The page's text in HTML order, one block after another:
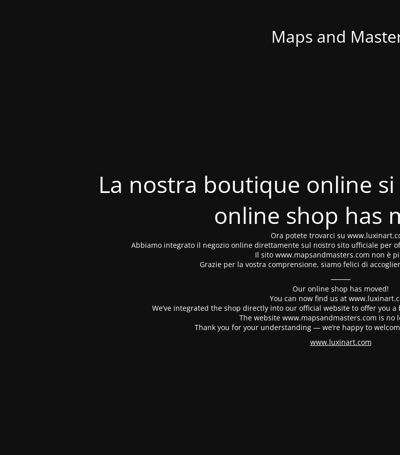
Maps and
La nostra boutique online
online shop has
Ora potete trovarci su
Abbiamo integrato il negozio online direttamente sul nostro sito ufficiale per
Il sito www.mapsandmasters.com non è
Grazie per la vostra comprensione, siamo felici di
⸻
Our online shop has moved!
You can now find us at
We’ve integrated the shop directly into our official website to offer you
The website www.mapsandmasters.com is no
Thank you for your understanding — we’re happy to
www.luxinart.com